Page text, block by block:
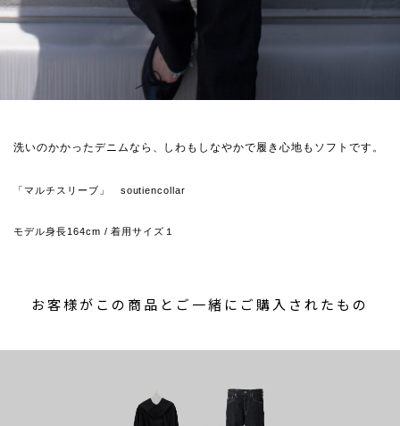
洗いのかかったデニムなら、しわもしなやかで履き心地もソフトです。
「マルチスリーブ」 soutiencollar
モデル身長164cm / 着用サイズ１
お客様がこの商品とご一緒にご購入されたもの